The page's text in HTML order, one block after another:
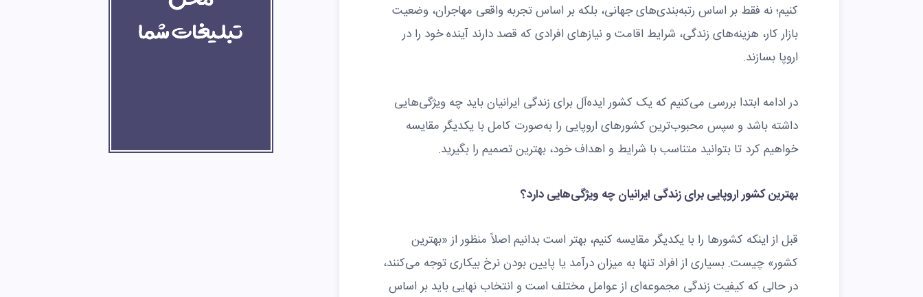
کنیم؛ نه فقط بر اساس رتبه‌بندی‌های جهانی، بلکه بر اساس تجربه واقعی مهاجران، وضعیت
بازار کار، هزینه‌های زندگی، شرایط اقامت و نیازهای افرادی که قصد دارند آینده خود را در
اروپا بسازند.
در ادامه ابتدا بررسی می‌کنیم که یک کشور ایده‌آل برای زندگی ایرانیان باید چه ویژگی‌هایی
داشته باشد و سپس محبوب‌ترین کشورهای اروپایی را به‌صورت کامل با یکدیگر مقایسه
خواهیم کرد تا بتوانید متناسب با شرایط و اهداف خود، بهترین تصمیم را بگیرید.
بهترین کشور اروپایی برای زندگی ایرانیان چه ویژگی‌هایی دارد؟
قبل از اینکه کشورها را با یکدیگر مقایسه کنیم، بهتر است بدانیم اصلاً منظور از «بهترین
کشور» چیست. بسیاری از افراد تنها به میزان درآمد یا پایین بودن نرخ بیکاری توجه می‌کنند،
در حالی که کیفیت زندگی مجموعه‌ای از عوامل مختلف است و انتخاب نهایی باید بر اساس